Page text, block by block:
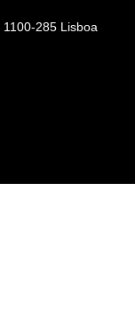
285 Lisboa